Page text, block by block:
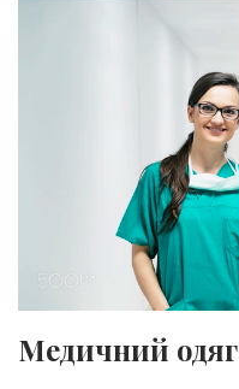
Медичний одяг